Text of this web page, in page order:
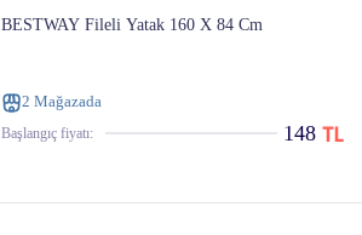
BESTWAY Fileli Yatak 160 X 84 Cm
2 Mağazada
Başlangıç ​​fiyatı: 148